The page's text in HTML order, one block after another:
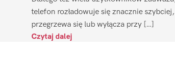
telefon rozładowuje się znacznie szybciej,
przegrzewa się lub wyłącza przy […]
Czytaj dalej